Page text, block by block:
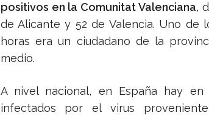
positivos en la Comunitat Valenciana,
de Alicante y 52 de Valencia. Uno de
horas era un ciudadano de la
medio.
A nivel nacional, en España hay
infectados por el virus